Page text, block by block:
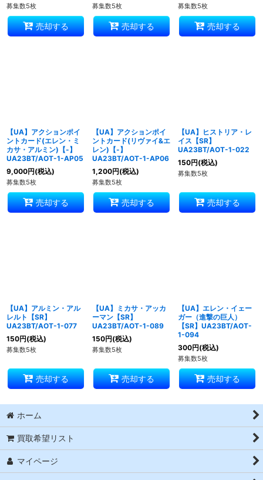
募集数5枚
売却する
募集数5枚
売却する
募集数5枚
売却する
【UA】アクションポイ
ントカード(エレン・ミ
カサ・アルミン)【-】
UA23BT/AOT-1-AP05
9,000円(税込)
募集数5枚
売却する
【UA】アクションポイ
ントカード(リヴァイ&エ
レン)【-】
UA23BT/AOT-1-AP06
1,200円(税込)
募集数5枚
売却する
【UA】ヒストリア・レ
イス【SR】
UA23BT/AOT-1-022
150円(税込)
募集数5枚
売却する
【UA】アルミン・アル
レルト【SR】
UA23BT/AOT-1-077
150円(税込)
募集数5枚
売却する
【UA】ミカサ・アッカ
ーマン【SR】
UA23BT/AOT-1-089
150円(税込)
募集数5枚
売却する
【UA】エレン・イェー
ガー（進撃の巨人）
【SR】UA23BT/AOT-
1-094
300円(税込)
募集数5枚
売却する
ホーム
買取希望リスト
マイページ